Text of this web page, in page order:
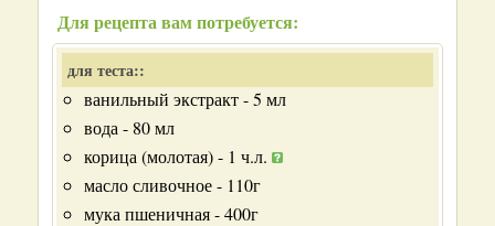
Для рецепта вам потребуется:
для теста::
ванильный экстракт - 5 мл
вода - 80 мл
корица (молотая) - 1 ч.л.
масло сливочное - 110г
мука пшеничная - 400г